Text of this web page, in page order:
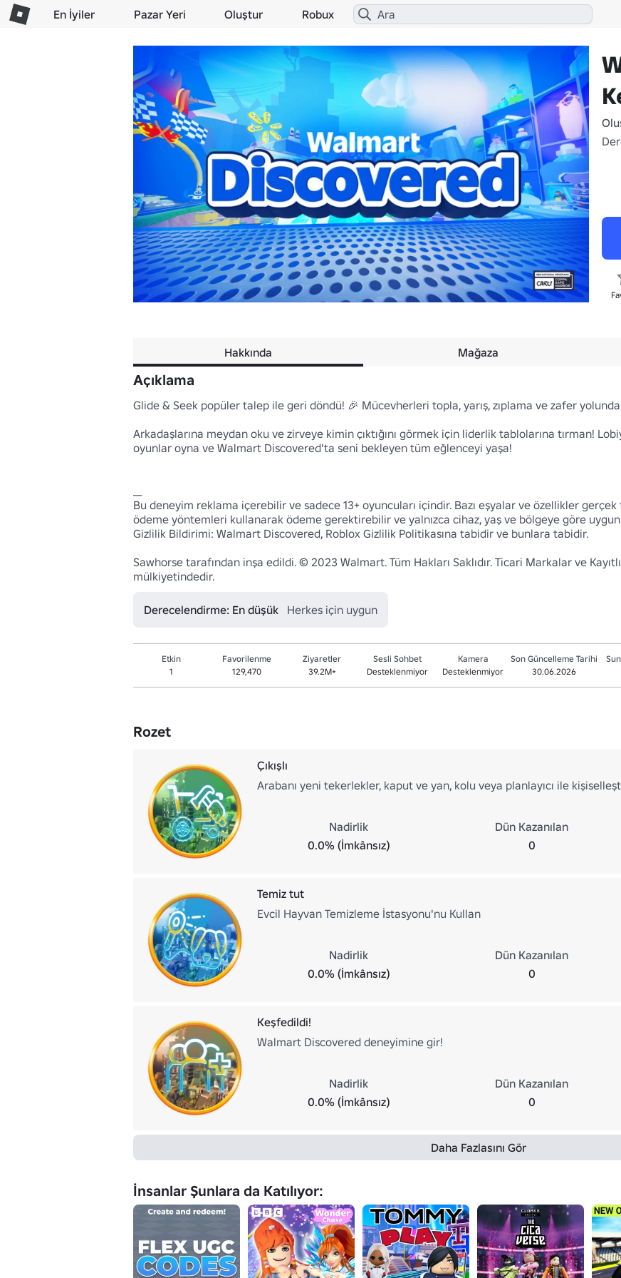
En İyiler Pazar Yeri Oluştur Robux
Hakkında Mağaza
Açıklama
Glide & Seek popüler talep ile geri döndü! 🎉 Mücevherleri topla, yarış, zıplama ve zafer
Arkadaşlarına meydan oku ve zirveye kimin çıktığını görmek için liderlik tablolarına tırman!
oyunlar oyna ve Walmart Discovered'ta seni bekleyen tüm eğlenceyi yaşa!
Bu deneyim reklama içerebilir ve sadece 13+ oyuncuları içindir. Bazı eşyalar ve özellikler
ödeme yöntemleri kullanarak ödeme gerektirebilir ve yalnızca cihaz, yaş ve bölgeye göre
Gizlilik Bildirimi: Walmart Discovered, Roblox Gizlilik Politikasına tabidir ve bunlara tabidir.
Sawhorse tarafından inşa edildi. © 2023 Walmart. Tüm Hakları Saklıdır. Ticari Markalar ve
mülkiyetindedir.
Derecelendirme: En düşük Herkes için uygun
Etkin
1
Favorilenme
129,470
Ziyaretler
39.2M+
Sesli Sohbet
Desteklenmiyor
Kamera
Desteklenmiyor
Son Güncelleme Tarihi
30.06.2026
Rozet
Çıkışlı
Arabanı yeni tekerlekler, kaput ve yan, kolu veya planlayıcı ile
Nadirlik
0.0% (İmkânsız)
Dün Kazanılan
0
Temiz tut
Evcil Hayvan Temizleme İstasyonu'nu Kullan
Nadirlik
0.0% (İmkânsız)
Dün Kazanılan
0
Keşfedildi!
Walmart Discovered deneyimine gir!
Nadirlik
0.0% (İmkânsız)
Dün Kazanılan
0
Daha Fazlasını Gör
İnsanlar Şunlara da Katılıyor: